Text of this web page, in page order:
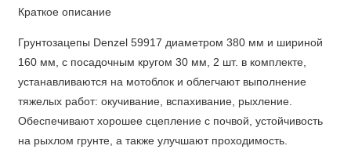
Краткое описание
Грунтозацепы Denzel 59917 диаметром 380 мм и шириной
160 мм, с посадочным кругом 30 мм, 2 шт. в комплекте,
устанавливаются на мотоблок и облегчают выполнение
тяжелых работ: окучивание, вспахивание, рыхление.
Обеспечивают хорошее сцепление с почвой, устойчивость
на рыхлом грунте, а также улучшают проходимость.